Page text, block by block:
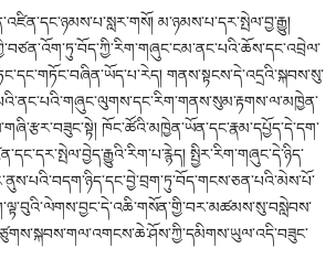
མ་ཉམས་པ་དར་སྤེལ་བྱ་རྒྱུ།
གནས་སྟངས་དེ་འདྲའི་སྐབས་སུ་
ཁོང་ཚོའི་མཁྱེན་ཡོན་དང་རྣམ་དཔྱོད་དེ་དག་
སྤྱིར་རིག་གཞུང་དེ་ཉིད་